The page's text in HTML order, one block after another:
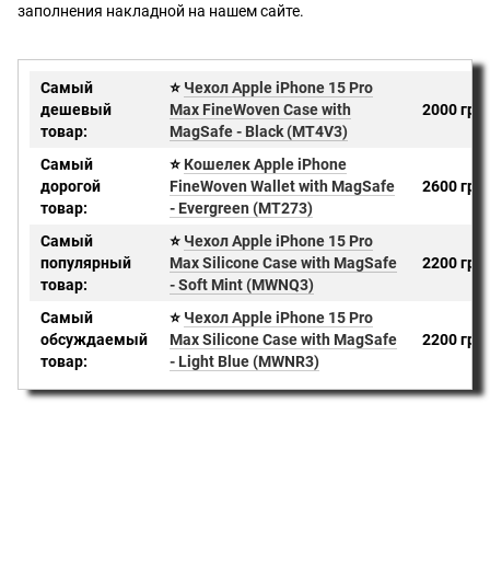
заполнения накладной на нашем сайте.
Самый
дешевый
товар:
⭐ Чехол Apple iPhone 15 Pro
Max FineWoven Case with
MagSafe - Black (MT4V3)
2000 грн
Самый
дорогой
товар:
⭐ Кошелек Apple iPhone
FineWoven Wallet with MagSafe
- Evergreen (MT273)
2600 грн
Самый
популярный
товар:
⭐ Чехол Apple iPhone 15 Pro
Max Silicone Case with MagSafe
- Soft Mint (MWNQ3)
2200 грн
Самый
обсуждаемый
товар:
⭐ Чехол Apple iPhone 15 Pro
Max Silicone Case with MagSafe
- Light Blue (MWNR3)
2200 грн